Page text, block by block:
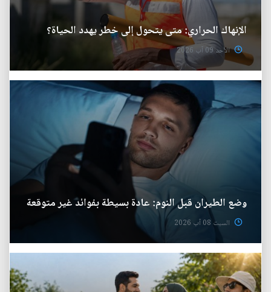
الإنهاك الحراري: متى يتحول إلى خطر يهدد الحياة؟
الأحد 09 آب 2026
وضع الطيران قبل النوم: عادة بسيطة بفوائد غير متوقعة
السبت 08 آب 2026